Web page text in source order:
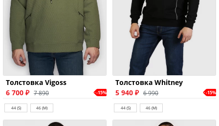
Толстовка Vigoss
6 700 ₽ 7 890 -15%
44 (S) 46 (M)
Толстовка Whitney
5 940 ₽ 6 990 -15%
44 (S) 46 (M)